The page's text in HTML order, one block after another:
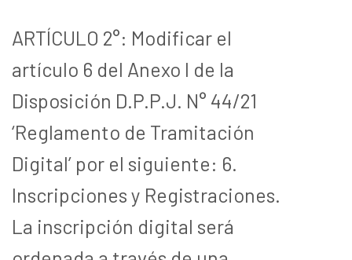
ARTÍCULO 2°: Modificar el
artículo 6 del Anexo I de la
Disposición D.P.P.J. N° 44/21
‘Reglamento de Tramitación
Digital’ por el siguiente: 6.
Inscripciones y Registraciones.
La inscripción digital será